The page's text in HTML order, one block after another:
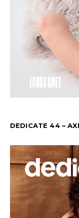
DEDICATE 44 –